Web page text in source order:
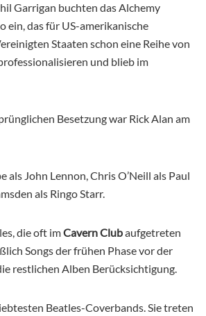
Garrigan buchten das Alchemy
ein, das für US-amerikanische
Staaten schon eine Reihe von
und blieb im
Besetzung war Rick Alan am
John Lennon, Chris O’Neill als Paul
als Ringo Starr.
die oft imCavern Clubaufgetreten
Songs der frühen Phase vor der
restlichen Alben Berücksichtigung.
Beatles-Coverbands. Sie treten